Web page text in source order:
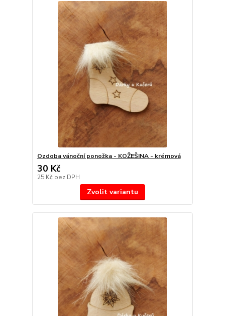
Ozdoba vánoční ponožka - KOŽEŠINA - krémová
30 Kč
25 Kč bez DPH
Zvolit variantu